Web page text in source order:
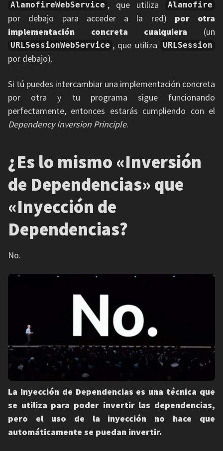
AlamofireWebService , que utiliza Alamofire
por debajo para acceder a la red) por otra
implementación concreta cualquiera (un
URLSessionWebService , que utiliza URLSession
por debajo).
Si tú puedes intercambiar una implementación concreta
por otra y tu programa sigue funcionando
perfectamente, entonces estarás cumpliendo con el
Dependency Inversion Principle.
¿Es lo mismo «Inversión
de Dependencias» que
«Inyección de
Dependencias?
No.
La Inyección de Dependencias es una técnica que
se utiliza para poder invertir las dependencias,
pero el uso de la inyección no hace que
automáticamente se puedan invertir.